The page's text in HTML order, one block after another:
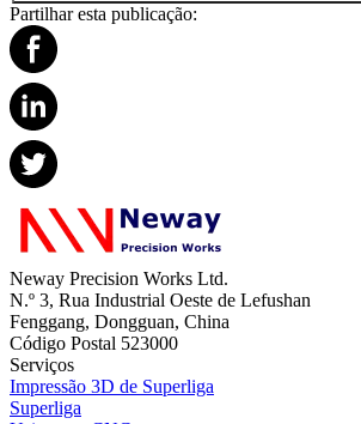
Partilhar esta publicação:
Neway Precision Works Ltd.
N.º 3, Rua Industrial Oeste de Lefushan
Fenggang, Dongguan, China
Código Postal 523000
Serviços
Impressão 3D de Superliga
Superliga